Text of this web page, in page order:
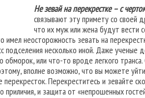
Не зевай на перекрестке – с
связывают эту примету со своей
что их муж или жена будут вести
неосторожность зевать на
подселения несколько иной. Даже ученые
обморок, или что-то вроде легкого
вполне возможно, что вы можете
Перекреститесь и зевайте
приличия, и защита от «непрошенных